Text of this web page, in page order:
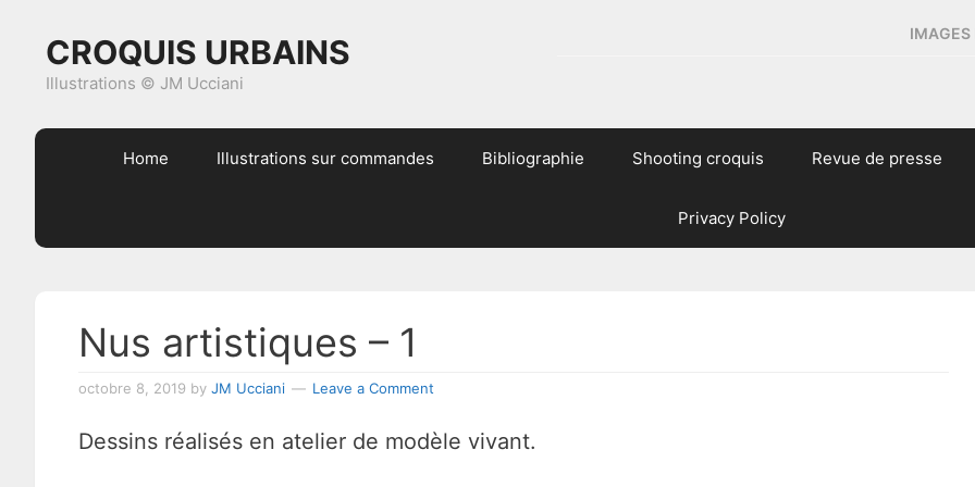
primary
content
primary
footer
CROQUIS URBAINS
Illustrations © JM Ucciani
IMAGES
Home Illustrations sur commandes Bibliographie Shooting croquis Revue de presse
Privacy Policy
Nus artistiques – 1
octobre 8, 2019 by JM Ucciani Leave a Comment
Dessins réalisés en atelier de modèle vivant.